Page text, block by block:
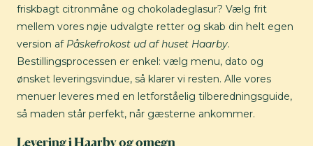
friskbagt citronmåne og chokoladeglasur? Vælg frit
mellem vores nøje udvalgte retter og skab din helt egen
version af Påskefrokost ud af huset Haarby.
Bestillingsprocessen er enkel: vælg menu, dato og
ønsket leveringsvindue, så klarer vi resten. Alle vores
menuer leveres med en letforståelig tilberedningsguide,
så maden står perfekt, når gæsterne ankommer.
Levering i Haarby og omegn